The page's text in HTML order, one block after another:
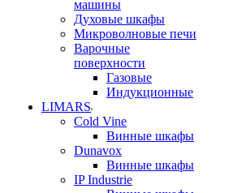
машины
Духовые шкафы
Микроволновые печи
Варочные
поверхности
Газовые
Индукционные
LIMARS
Cold Vine
Винные шкафы
Dunavox
Винные шкафы
IP Industrie